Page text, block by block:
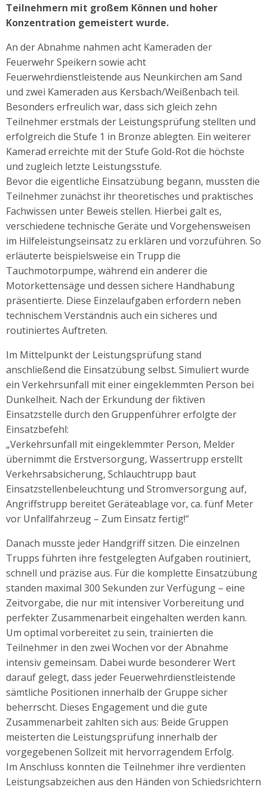
Teilnehmern mit großem Können und hoher
Konzentration gemeistert wurde.
An der Abnahme nahmen acht Kameraden der
Feuerwehr Speikern sowie acht
Feuerwehrdienstleistende aus Neunkirchen am Sand
und zwei Kameraden aus Kersbach/Weißenbach teil.
Besonders erfreulich war, dass sich gleich zehn
Teilnehmer erstmals der Leistungsprüfung stellten und
erfolgreich die Stufe 1 in Bronze ablegten. Ein weiterer
Kamerad erreichte mit der Stufe Gold-Rot die höchste
und zugleich letzte Leistungsstufe.
Bevor die eigentliche Einsatzübung begann, mussten die
Teilnehmer zunächst ihr theoretisches und praktisches
Fachwissen unter Beweis stellen. Hierbei galt es,
verschiedene technische Geräte und Vorgehensweisen
im Hilfeleistungseinsatz zu erklären und vorzuführen. So
erläuterte beispielsweise ein Trupp die
Tauchmotorpumpe, während ein anderer die
Motorkettensäge und dessen sichere Handhabung
präsentierte. Diese Einzelaufgaben erfordern neben
technischem Verständnis auch ein sicheres und
routiniertes Auftreten.
Im Mittelpunkt der Leistungsprüfung stand
anschließend die Einsatzübung selbst. Simuliert wurde
ein Verkehrsunfall mit einer eingeklemmten Person bei
Dunkelheit. Nach der Erkundung der fiktiven
Einsatzstelle durch den Gruppenführer erfolgte der
Einsatzbefehl:
„Verkehrsunfall mit eingeklemmter Person, Melder
übernimmt die Erstversorgung, Wassertrupp erstellt
Verkehrsabsicherung, Schlauchtrupp baut
Einsatzstellenbeleuchtung und Stromversorgung auf,
Angriffstrupp bereitet Geräteablage vor, ca. fünf Meter
vor Unfallfahrzeug – Zum Einsatz fertig!“
Danach musste jeder Handgriff sitzen. Die einzelnen
Trupps führten ihre festgelegten Aufgaben routiniert,
schnell und präzise aus. Für die komplette Einsatzübung
standen maximal 300 Sekunden zur Verfügung – eine
Zeitvorgabe, die nur mit intensiver Vorbereitung und
perfekter Zusammenarbeit eingehalten werden kann.
Um optimal vorbereitet zu sein, trainierten die
Teilnehmer in den zwei Wochen vor der Abnahme
intensiv gemeinsam. Dabei wurde besonderer Wert
darauf gelegt, dass jeder Feuerwehrdienstleistende
sämtliche Positionen innerhalb der Gruppe sicher
beherrscht. Dieses Engagement und die gute
Zusammenarbeit zahlten sich aus: Beide Gruppen
meisterten die Leistungsprüfung innerhalb der
vorgegebenen Sollzeit mit hervorragendem Erfolg.
Im Anschluss konnten die Teilnehmer ihre verdienten
Leistungsabzeichen aus den Händen von Schiedsrichtern